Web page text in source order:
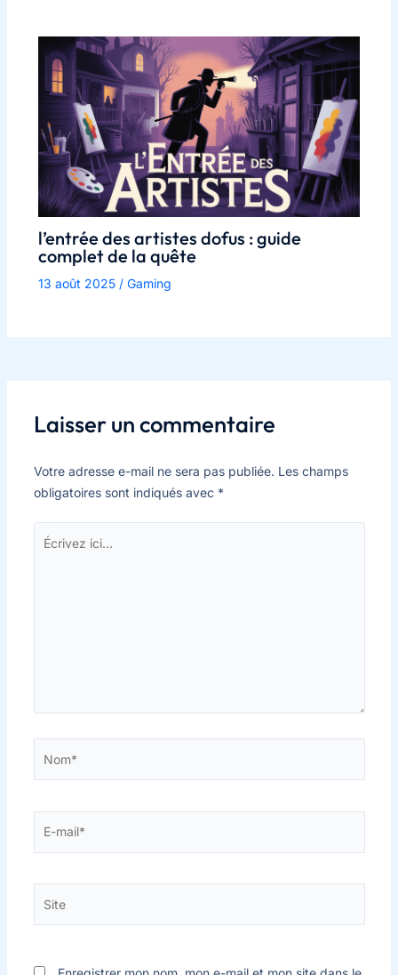
l’entrée des artistes dofus : guide
complet de la quête
13 août 2025 / Gaming
Laisser un commentaire
Votre adresse e-mail ne sera pas publiée. Les champs
obligatoires sont indiqués avec *
ici…